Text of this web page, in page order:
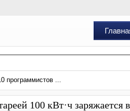
программистов ...
100 кВт·ч заряжается